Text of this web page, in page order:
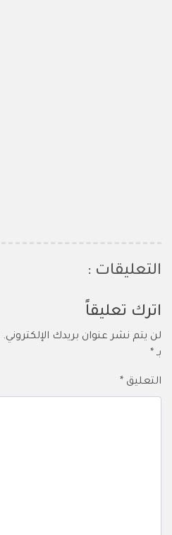
التعليقات :
اترك تعليقاً
لن يتم نشر عنوان بريدك الإلكتروني.
بـ *
التعليق *